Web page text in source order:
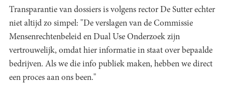
Transparantie van dossiers is volgens rector De Sutter echter
niet altijd zo simpel: "De verslagen van de Commissie
Mensenrechtenbeleid en Dual Use Onderzoek zijn
vertrouwelijk, omdat hier informatie in staat over bepaalde
bedrijven. Als we die info publiek maken, hebben we direct
een proces aan ons been."